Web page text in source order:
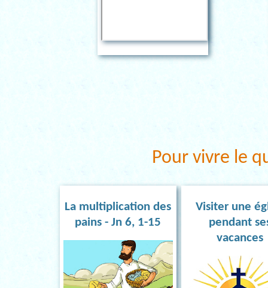
Pour vivre le
La multiplication des
pains - Jn 6, 1-15
Visiter une
pendant
vacances